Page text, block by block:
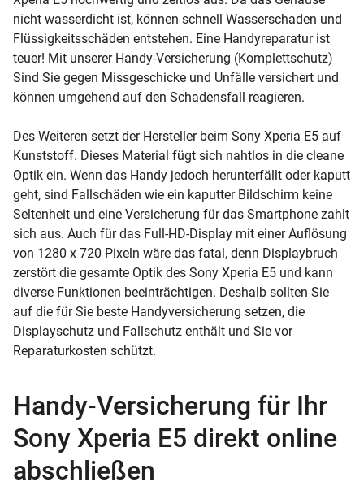
nicht wasserdicht ist, können schnell Wasserschaden und
Flüssigkeitsschäden entstehen. Eine Handyreparatur ist
teuer! Mit unserer Handy-Versicherung (Komplettschutz)
Sind Sie gegen Missgeschicke und Unfälle versichert und
können umgehend auf den Schadensfall reagieren.
Des Weiteren setzt der Hersteller beim Sony Xperia E5 auf
Kunststoff. Dieses Material fügt sich nahtlos in die cleane
Optik ein. Wenn das Handy jedoch herunterfällt oder kaputt
geht, sind Fallschäden wie ein kaputter Bildschirm keine
Seltenheit und eine Versicherung für das Smartphone zahlt
sich aus. Auch für das Full-HD-Display mit einer Auflösung
von 1280 x 720 Pixeln wäre das fatal, denn Displaybruch
zerstört die gesamte Optik des Sony Xperia E5 und kann
diverse Funktionen beeinträchtigen. Deshalb sollten Sie
auf die für Sie beste Handyversicherung setzen, die
Displayschutz und Fallschutz enthält und Sie vor
Reparaturkosten schützt.
Handy-Versicherung für Ihr
Sony Xperia E5 direkt online
abschließen